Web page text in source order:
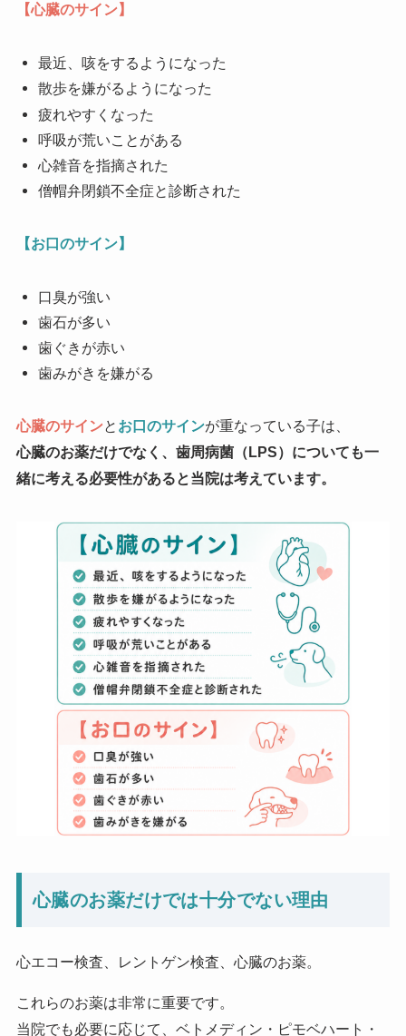
【心臓のサイン】
最近、咳をするようになった
散歩を嫌がるようになった
疲れやすくなった
呼吸が荒いことがある
心雑音を指摘された
僧帽弁閉鎖不全症と診断された
【お口のサイン】
口臭が強い
歯石が多い
歯ぐきが赤い
歯みがきを嫌がる
心臓のサインと お口のサインが重なっている子は、
心臓のお薬だけでなく、歯周病菌（LPS）についても一
緒に考える必要性があると当院は考えています。
心臓のお薬だけでは十分でない理由
心エコー検査、レントゲン検査、心臓のお薬。
これらのお薬は非常に重要です。
当院でも必要に応じて、ベトメディン・ピモベハート・